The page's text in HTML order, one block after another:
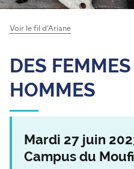
Voir le fil d’Ariane
DES
HOMMES
Mardi 27 juin
Campus du